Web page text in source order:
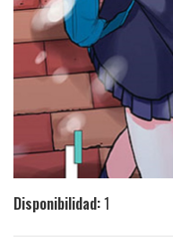
Disponibilidad:1